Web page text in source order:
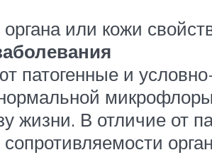
или кожи
и
жизни. В отличие от